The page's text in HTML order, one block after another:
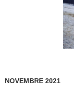
NOVEMBRE 2021